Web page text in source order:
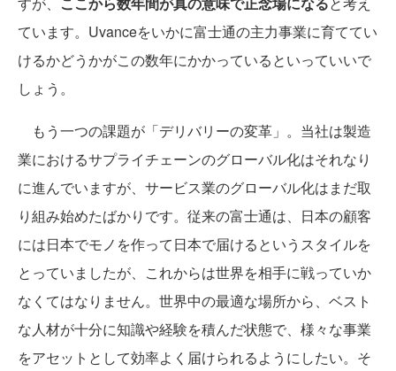
ています。Uvanceをいかに富士通の主力事業に育ててい
けるかどうかがこの数年にかかっているといっていいで
しょう。
もう一つの課題が「デリバリーの変革」。当社は製造
業におけるサプライチェーンのグローバル化はそれなり
に進んでいますが、サービス業のグローバル化はまだ取
り組み始めたばかりです。従来の富士通は、日本の顧客
には日本でモノを作って日本で届けるというスタイルを
とっていましたが、これからは世界を相手に戦っていか
なくてはなりません。世界中の最適な場所から、ベスト
な人材が十分に知識や経験を積んだ状態で、様々な事業
をアセットとして効率よく届けられるようにしたい。そ